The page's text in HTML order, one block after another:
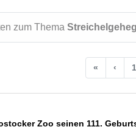
zum Thema
« ‹ 1
Zoo seinen 111.